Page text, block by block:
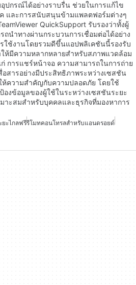
ปกรณ์ได้อย่างราบรื่น ช่วยในการแก้ไข
และการสนับสนุนข้ามแพลตฟอร์มต่างๆ
QuickSupport รับรองว่าทั้งผู้
นำทางผ่านกระบวนการเชื่อมต่อได้อย่าง
ใช้งานโดยรวมดีขึ้นแอปพลิเคชันนี้รองรับ
ห้มีความหลากหลายสำหรับสภาพแวดล้อม
การแชร์หน้าจอ ความสามารถในการถ่าย
สารอย่างมีประสิทธิภาพระหว่างเซสชัน
ห้ความสำคัญกับความปลอดภัย โดยใช้
องข้อมูลของผู้ใช้ในระหว่างเซสชันระยะ
าะสมสำหรับบุคคลและธุรกิจที่มองหาการ
ะไกลฟรีรีโมทคอนโทรลสำหรับแอนดรอยด์